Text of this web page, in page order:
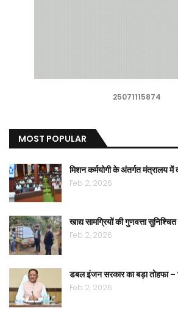
25071115874
MOST POPULAR
मिशन कर्मयोगी के अंतर्गत मंत्रालय में
Feb 2, 2026
खाद्य सामग्रियों की गुणवत्ता
Feb 2, 2026
डबल इंजन सरकार का बड़ा तोहफा
Feb 2, 2026